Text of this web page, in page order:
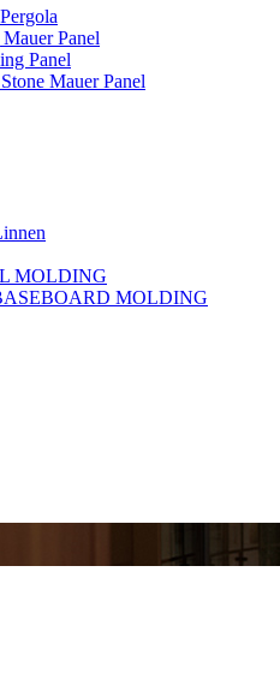
Panel
Panel
Mauer Panel
MOLDING
MOLDING